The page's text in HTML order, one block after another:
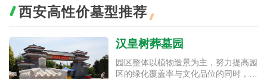
西安高性价墓型推荐
汉皇树葬墓园
园区整体以植物造景为主，努力提高园
区的绿化覆盖率与文化品位的同时，更